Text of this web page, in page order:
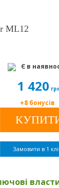
ML12
Є в
1 420
+8 бонусів
Замовити в 1